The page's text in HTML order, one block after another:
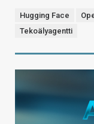
Hugging Face
Tekoälyagentti